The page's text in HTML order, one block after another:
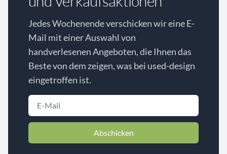
Jedes Wochenende verschicken wir eine E-
Mail mit einer Auswahl von
handverlesenen Angeboten, die Ihnen das
Beste von dem zeigen, was bei used-design
eingetroffen ist.
Abschicken